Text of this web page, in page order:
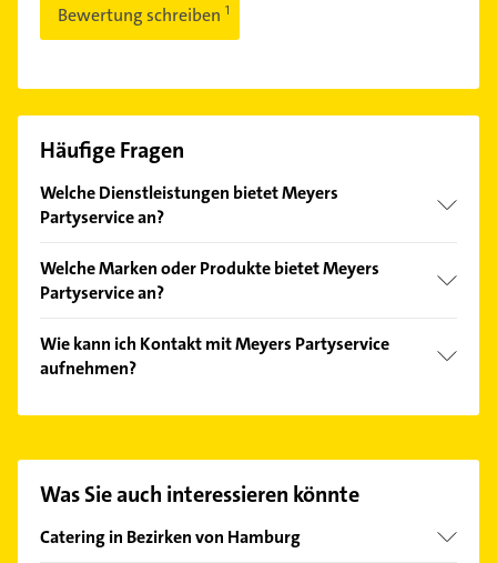
Bewertung schreiben
Häufige Fragen
Welche Dienstleistungen bietet Meyers
Partyservice an?
Ausrichtung von Hochzeitsfeiern, Ausrichtung von
Jubiläen, Ausrichtung von Weihnachtsfeiern,
Welche Marken oder Produkte bietet Meyers
Partyservice an?
Buffet, Canapes, Fingerfood und Leihgeschirr.
Wie kann ich Kontakt mit Meyers Partyservice
aufnehmen?
finden Sie alleKontaktdaten.
Was Sie auch interessieren könnte
Catering in Bezirken von Hamburg